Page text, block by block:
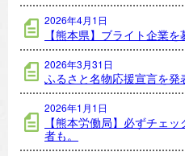
2026年4月1日
【熊本県】ブライト企業
2026年3月31日
ふるさと名物応援宣言を発
2026年1月1日
【熊本労働局】必ずチェ
者も。